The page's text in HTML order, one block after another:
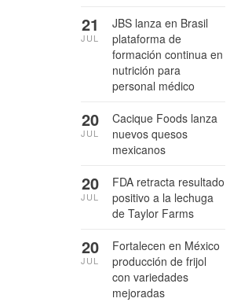
JBS lanza en Brasil
plataforma de
formación continua en
nutrición para
personal médico
21
JUL
Cacique Foods lanza
nuevos quesos
mexicanos
20
JUL
FDA retracta resultado
positivo a la lechuga
de Taylor Farms
20
JUL
Fortalecen en México
producción de frijol
con variedades
mejoradas
20
JUL